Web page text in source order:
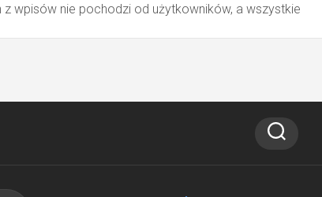
wpisów nie pochodzi od użytkowników, a wszystkie